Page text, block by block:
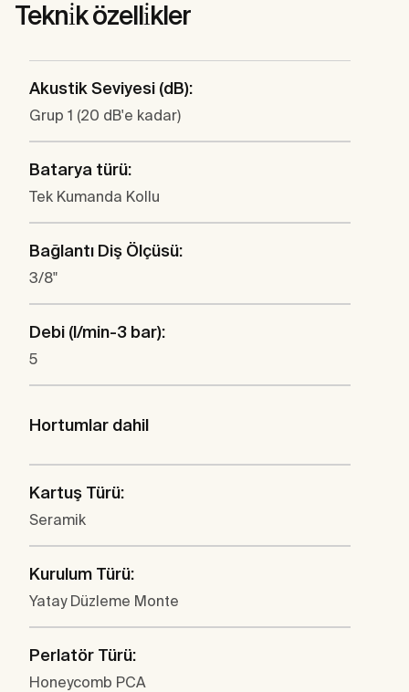
Tekni̇k özelli̇kler
Akustik Seviyesi (dB):
Grup 1 (20 dB'e kadar)
Batarya türü:
Tek Kumanda Kollu
Bağlantı Diş Ölçüsü:
3/8"
Debi (l/min-3 bar):
5
Hortumlar dahil
Kartuş Türü:
Seramik
Kurulum Türü:
Yatay Düzleme Monte
Perlatör Türü:
Honeycomb PCA